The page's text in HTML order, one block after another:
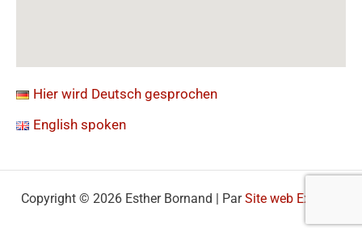
Hier wird Deutsch gesprochen
English spoken
Copyright © 2026 Esther Bornand | ParSite web Express